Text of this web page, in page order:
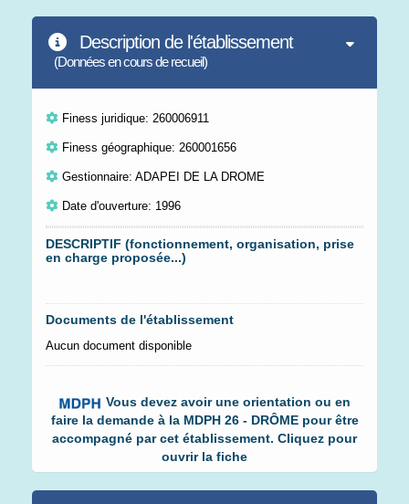
Description de l'établissement
(Données en cours de recueil)
Finess juridique: 260006911
Finess géographique: 260001656
Gestionnaire: ADAPEI DE LA DROME
Date d'ouverture: 1996
DESCRIPTIF (fonctionnement, organisation, prise
en charge proposée...)
Documents de l'établissement
Aucun document disponible
Vous devez avoir une orientation ou en
faire la demande à la MDPH 26 - DRÔME pour être
accompagné par cet établissement. Cliquez pour
ouvrir la fiche